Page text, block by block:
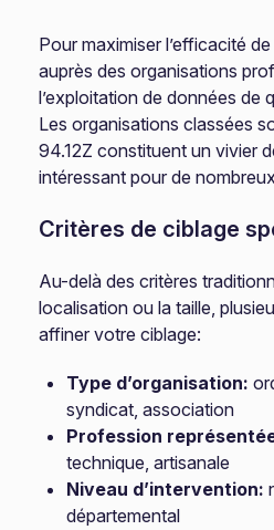
Pour maximiser l’efficacité
auprès des organisations
l’exploitation de données de
Les organisations classées
94.12Z constituent un vivier
intéressant pour de
Critères de ciblage
Au-delà des critères
localisation ou la taille,
affiner votre ciblage:
Type d’organisation:
syndicat, association
Profession
technique, artisanale
Niveau d’intervention:
départemental